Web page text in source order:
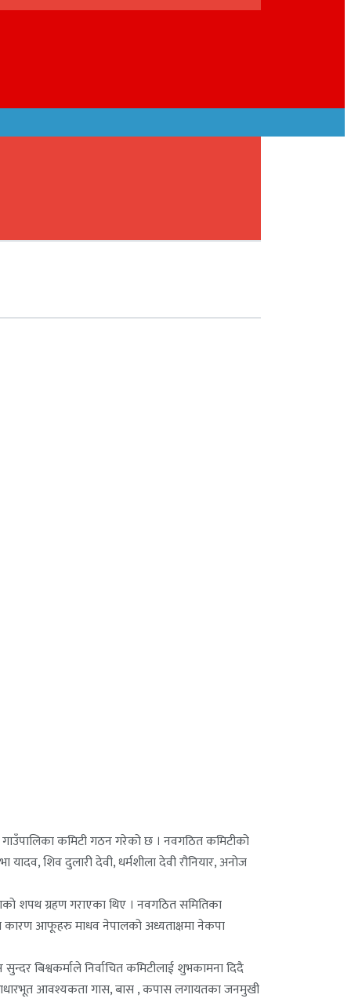
कमिटी गठन गरेको छ । नवगठित कमिटीको
शिव दुलारी देवी, धर्मशीला देवी रौनियार, अनोज
शपथ ग्रहण गराएका थिए । नवगठित समितिका
कारण आफूहरु माधव नेपालको अध्यताक्षमा नेकपा
बिश्वकर्माले निर्वाचित कमिटीलाई शुभकामना दिदै
आधारभूत आवश्यकता गास, बास , कपास लगायतका जनमुखी